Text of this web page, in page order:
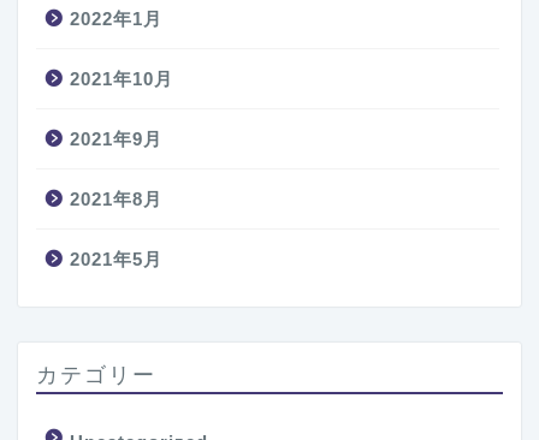
2022年1月
2021年10月
2021年9月
2021年8月
2021年5月
カテゴリー